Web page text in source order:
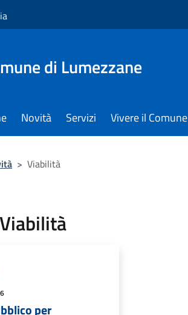
di Lumezzane
Novità Servizi Vivere il Comune
> Viabilità
per